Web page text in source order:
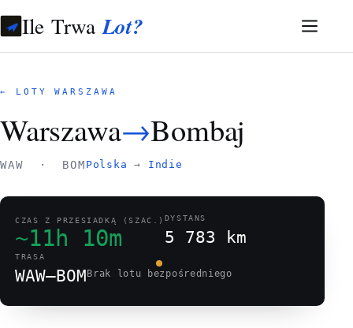
Ile TrwaLot?
← LOTY WARSZAWA
Warszawa→Bombaj
WAW · BOM Polska → Indie
CZAS Z PRZESIADKĄ (SZAC.)
~11h 10m
DYSTANS
5 783 km
TRASA
WAW–BOMBrak lotu bezpośredniego